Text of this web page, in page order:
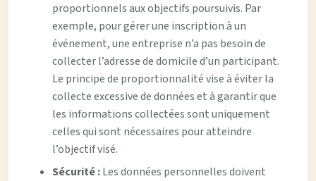
proportionnels aux objectifs poursuivis. Par
exemple, pour gérer une inscription à un
événement, une entreprise n’a pas besoin de
collecter l’adresse de domicile d’un participant.
Le principe de proportionnalité vise à éviter la
collecte excessive de données et à garantir que
les informations collectées sont uniquement
celles qui sont nécessaires pour atteindre
l’objectif visé.
Sécurité :Les données personnelles doivent